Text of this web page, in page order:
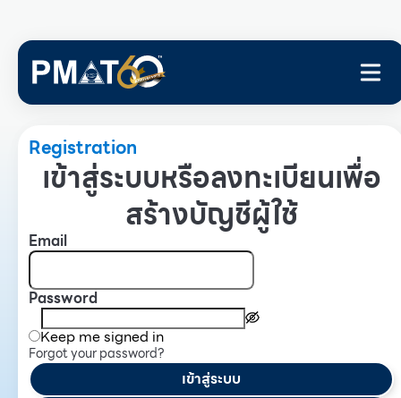
Registration
เข้าสู่ระบบหรือลงทะเบียนเพื่อ
สร้างบัญชีผู้ใช้
Email
Password
Keep me signed in
Forgot your password?
เข้าสู่ระบบ